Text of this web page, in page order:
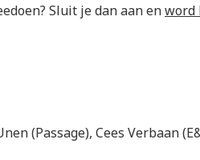
Sluit je dan aan enword
(Passage), Cees Verbaan